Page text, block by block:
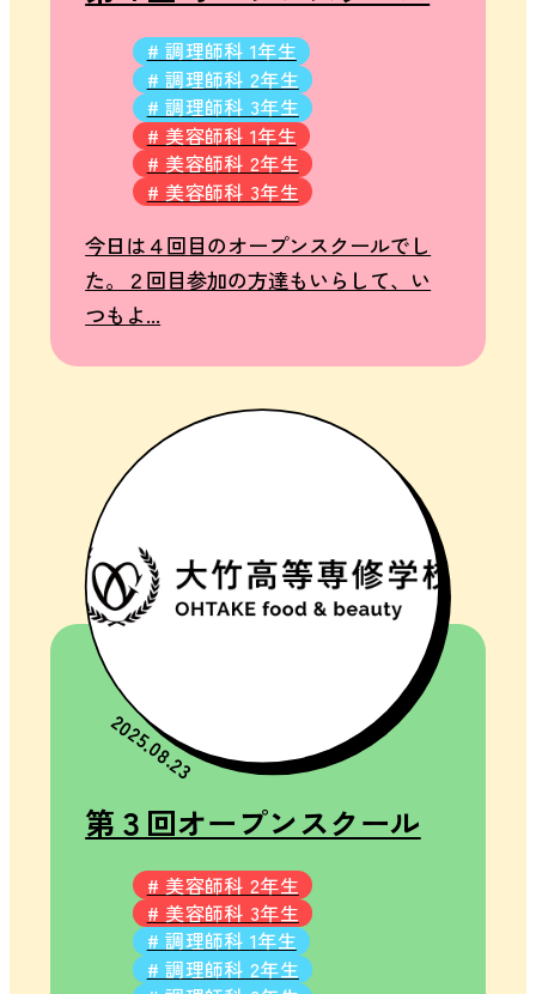
# 調理師科 1年生
# 調理師科 2年生
# 調理師科 3年生
# 美容師科 1年生
# 美容師科 2年生
# 美容師科 3年生
今日は４回目のオープンスクールでし
た。２回目参加の方達もいらして、い
つもよ...
2025.08.23
第３回オープンスクール
# 美容師科 2年生
# 美容師科 3年生
# 調理師科 1年生
# 調理師科 2年生